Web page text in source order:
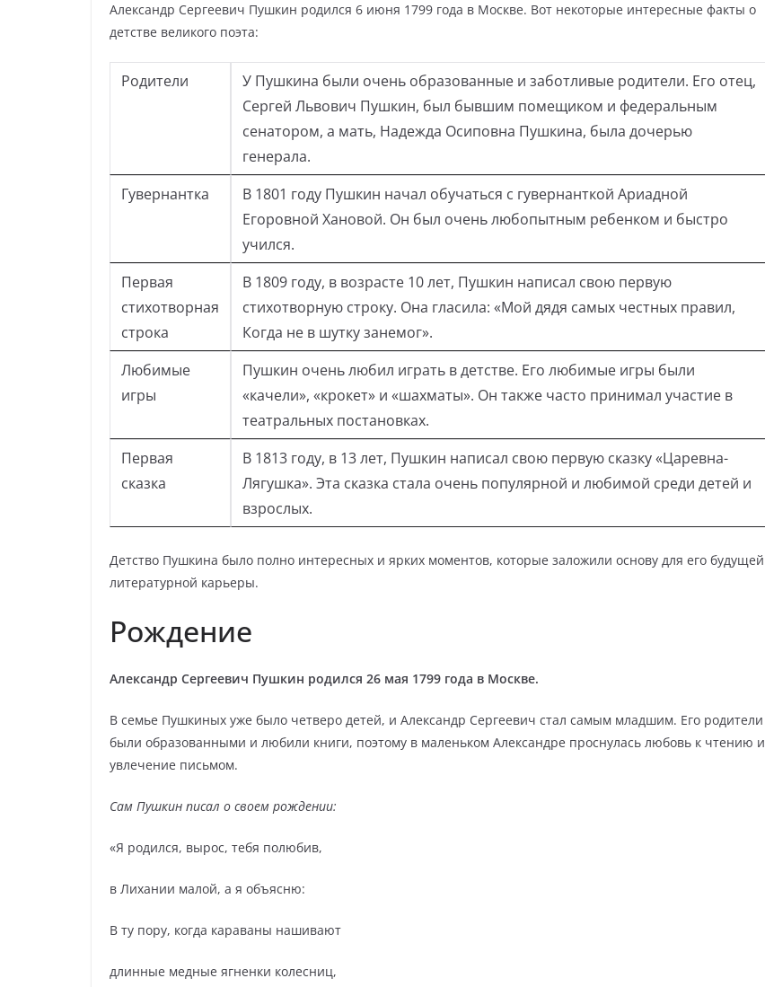
Александр Сергеевич Пушкин родился 6 июня 1799 года в Москве. Вот некоторые интересные факты о
детстве великого поэта:
Родители
У Пушкина были очень образованные и заботливые родители. Его отец,
Сергей Львович Пушкин, был бывшим помещиком и федеральным
сенатором, а мать, Надежда Осиповна Пушкина, была дочерью
генерала.
Гувернантка
В 1801 году Пушкин начал обучаться с гувернанткой Ариадной
Егоровной Хановой. Он был очень любопытным ребенком и быстро
учился.
Первая
стихотворная
строка
В 1809 году, в возрасте 10 лет, Пушкин написал свою первую
стихотворную строку. Она гласила: «Мой дядя самых честных правил,
Когда не в шутку занемог».
Любимые
игры
Пушкин очень любил играть в детстве. Его любимые игры были
«качели», «крокет» и «шахматы». Он также часто принимал участие в
театральных постановках.
Первая
сказка
В 1813 году, в 13 лет, Пушкин написал свою первую сказку «Царевна-
Лягушка». Эта сказка стала очень популярной и любимой среди детей и
взрослых.
Детство Пушкина было полно интересных и ярких моментов, которые заложили основу для его будущей
литературной карьеры.
Рождение
Александр Сергеевич Пушкин родился 26 мая 1799 года в Москве.
В семье Пушкиных уже было четверо детей, и Александр Сергеевич стал самым младшим. Его родители
были образованными и любили книги, поэтому в маленьком Александре проснулась любовь к чтению и
увлечение письмом.
Сам Пушкин писал о своем рождении:
«Я родился, вырос, тебя полюбив,
в Лихании малой, а я объясню:
В ту пору, когда караваны нашивают
длинные медные ягненки колесниц,